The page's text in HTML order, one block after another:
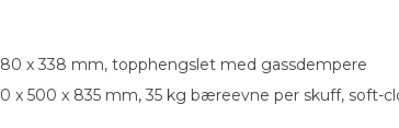
x 338 mm, topphengslet med gassdempere
x 500 x 835 mm, 35 kg bæreevne per skuff, soft-